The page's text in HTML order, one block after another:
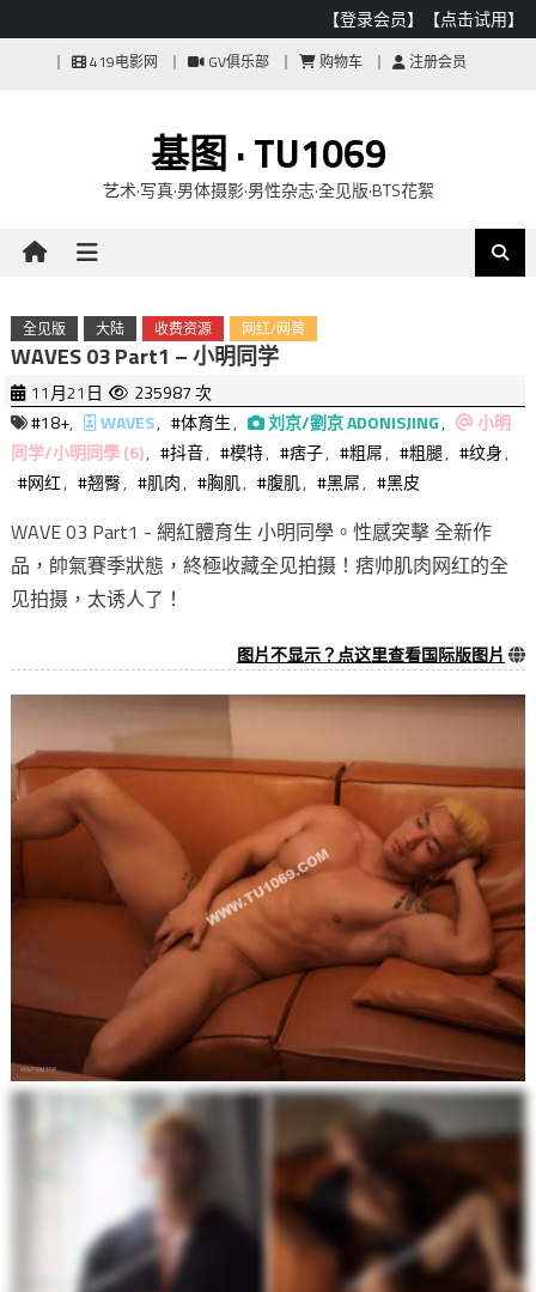
【登录会员】 【点击试用】
419电影网 GV俱乐部 购物车 注册会员
基图 · TU1069
艺术·写真·男体摄影·男性杂志·全见版·BTS花絮
全见版 大陆 收费资源 网红/网黄
WAVES 03 Part1 – 小明同学
11月21日
235987 次
#18+, WAVES, #体育生, 刘京/劉京 ADONISJING,
小明
同学/小明同學 (6), #抖音, #模特, #痞子, #粗屌, #粗腿, #纹身,
#网红, #翘臀, #肌肉, #胸肌, #腹肌, #黑屌, #黑皮
WAVE 03 Part1 - 網紅體育生 小明同學。性感突擊 全新作
品，帥氣賽季狀態，終極收藏全见拍摄！痞帅肌肉网红的全
见拍摄，太诱人了！
图片不显示？点这里查看国际版图片